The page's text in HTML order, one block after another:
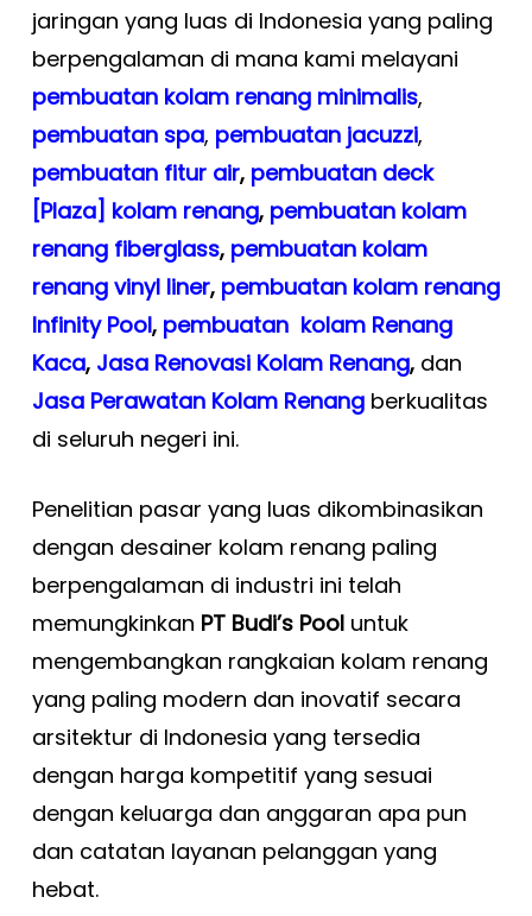
jaringan yang luas di Indonesia yang paling
berpengalaman di mana kami melayani
pembuatan kolam renang minimalis,
pembuatan spa, pembuatan jacuzzi,
pembuatan fitur air, pembuatan deck
[Plaza] kolam renang, pembuatan kolam
renang fiberglass, pembuatan kolam
renang vinyl liner, pembuatan kolam renang
Infinity Pool, pembuatan kolam Renang
Kaca, Jasa Renovasi Kolam Renang, dan
Jasa Perawatan Kolam Renangberkualitas
di seluruh negeri ini.
Penelitian pasar yang luas dikombinasikan
dengan desainer kolam renang paling
berpengalaman di industri ini telah
memungkinkan PT Budi’s Pooluntuk
mengembangkan rangkaian kolam renang
yang paling modern dan inovatif secara
arsitektur di Indonesia yang tersedia
dengan harga kompetitif yang sesuai
dengan keluarga dan anggaran apa pun
dan catatan layanan pelanggan yang
hebat.